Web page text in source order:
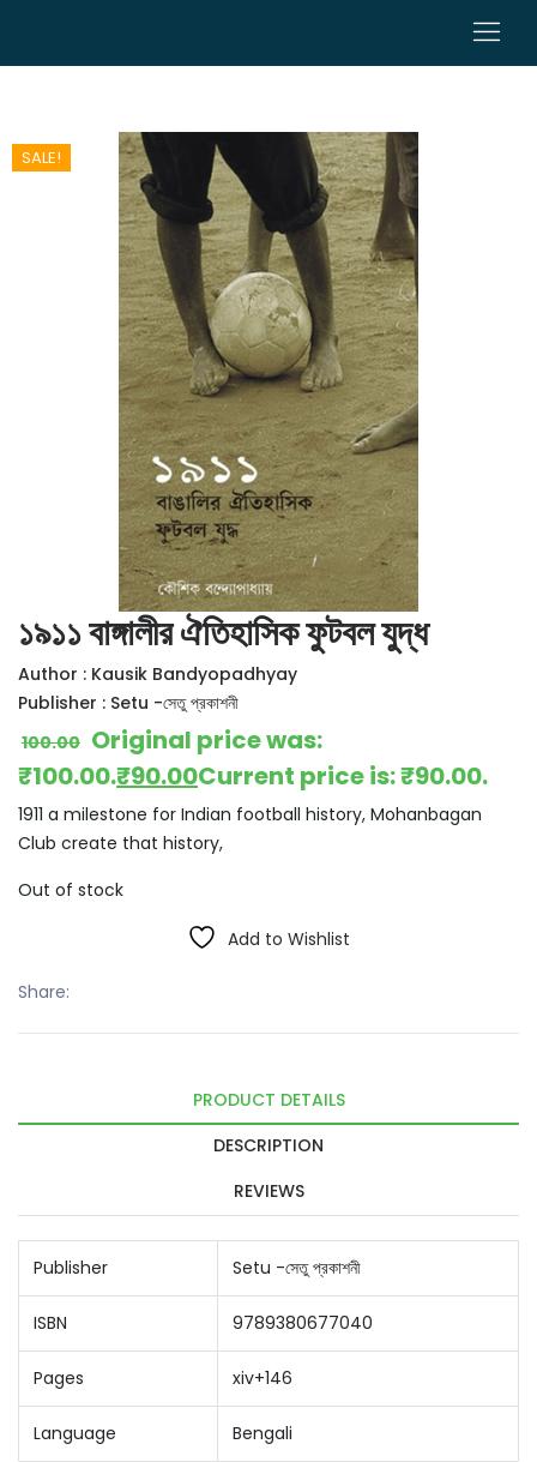
0
SALE!
১৯১১ বাঙ্গালীর ঐতিহাসিক ফুটবল যুদ্ধ
Author : Kausik Bandyopadhyay
Publisher : Setu -সেতু প্রকাশনী
100.00 Original price was:
₹100.00.₹90.00Current price is: ₹90.00.
1911 a milestone for Indian football history, Mohanbagan
Club create that history,
Out of stock
Add to Wishlist
Share:
PRODUCT DETAILS
DESCRIPTION
REVIEWS
Publisher Setu -সেতু প্রকাশনী
ISBN 9789380677040
Pages xiv+146
Language Bengali